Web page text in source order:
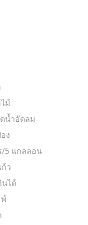
ม้
น้ำอัดลม
ง
/5 แกลลอน
ว
ได้